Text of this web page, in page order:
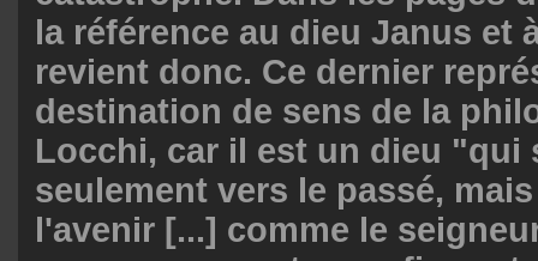
la référence au dieu Janus et
revient donc. Ce dernier
destination de sens de la
Locchi, car il est un dieu "qui
seulement vers le passé,
l'avenir [...] comme le